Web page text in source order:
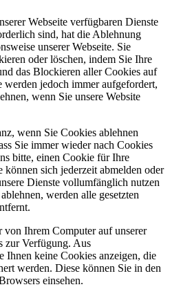
Webseite verfügbaren Dienste
sind, hat die Ablehnung
unserer Webseite. Sie
oder löschen, indem Sie Ihre
das Blockieren aller Cookies auf
werden jedoch immer aufgefordert,
wenn Sie unsere Website
wenn Sie Cookies ablehnen
Sie immer wieder nach Cookies
bitte, einen Cookie für Ihre
können sich jederzeit abmelden oder
Dienste vollumfänglich nutzen
werden alle gesetzten
Ihrem Computer auf unserer
zur Verfügung. Aus
Ihnen keine Cookies anzeigen, die
werden. Diese können Sie in den
einsehen.